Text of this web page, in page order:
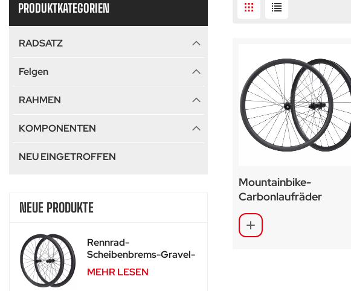
PRODUKTKATEGORIEN
RADSATZ
Felgen
RAHMEN
KOMPONENTEN
NEU EINGETROFFEN
NEUE PRODUKTE
Rennrad-
Scheibenbrems-Gravel-
Carbonlaufräder Für
SA-RD02
MEHR LESEN
Mountainbike-
Carbonlaufräder
29er/650B Boost-Nabe
SA-MD02